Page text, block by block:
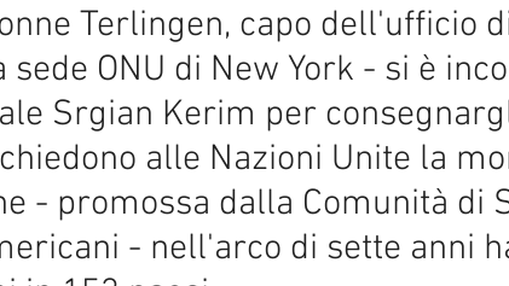
Terlingen, capo dell'ufficio
ONU di New York - si è
Srgian Kerim per
alle Nazioni Unite la
- promossa dalla Comunità di
- nell'arco di sette anni